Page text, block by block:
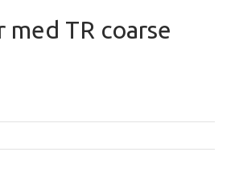
TR coarse